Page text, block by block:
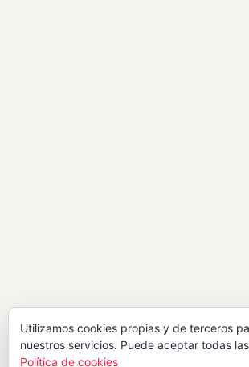
Utilizamos cookies propias y de terceros
nuestros servicios. Puede aceptar todas
Política de cookies